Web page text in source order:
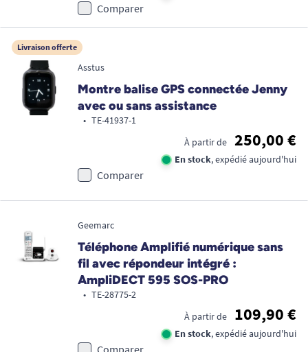
Comparer
Livraison offerte
Asstus
Montre balise GPS connectée Jenny
avec ou sans assistance
• TE-41937-1
À partir de
250,00 €
En stock, expédié aujourd'hui
Comparer
Geemarc
Téléphone Amplifié numérique sans
fil avec répondeur intégré :
AmpliDECT 595 SOS-PRO
• TE-28775-2
À partir de
109,90 €
En stock, expédié aujourd'hui
Comparer